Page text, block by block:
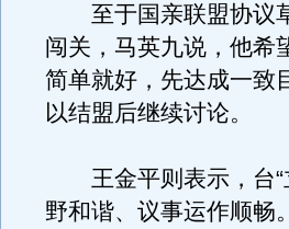
至于国亲联盟协议草
闯关，马英九说，他希
简单就好，先达成一致
以结盟后继续讨论。
王金平则表示，台“
野和谐、议事运作顺畅。